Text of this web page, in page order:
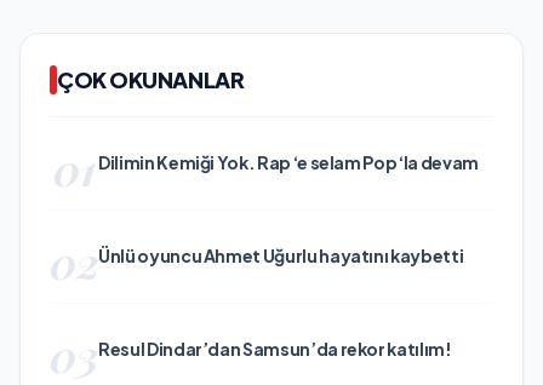
ÇOK OKUNANLAR
01 Dilimin Kemiği Yok. Rap ‘e selam Pop ‘la devam
02Ünlü oyuncu Ahmet Uğurlu hayatını kaybetti
03Resul Dindar’dan Samsun’da rekor katılım!